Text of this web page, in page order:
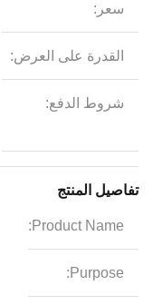
سعر:
القدرة على العرض:
شروط الدفع:
تفاصيل المنتج
Product Name:
Purpose: